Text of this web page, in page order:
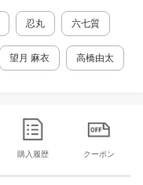
忍丸 六七質
望月 麻衣 高橋由太
購入履歴 クーポン